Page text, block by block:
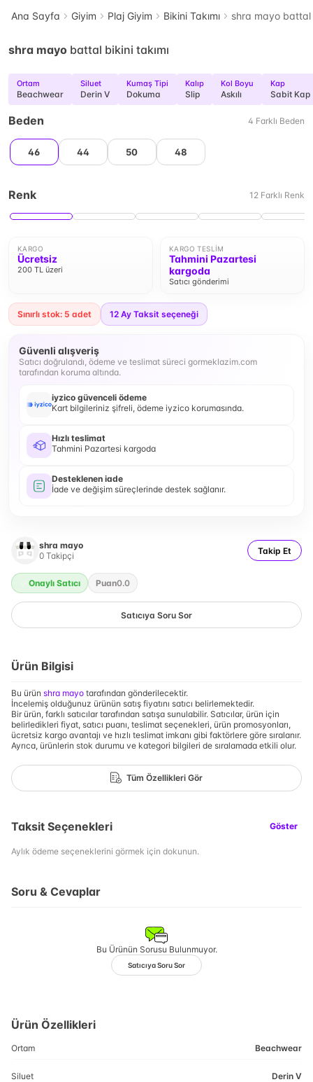
Ana Sayfa Giyim Plaj Giyim Bikini Takımı shra mayo battal
shra mayo battal bikini takımı
Ortam
Beachwear
Siluet
Derin V
Kumaş Tipi
Dokuma
Kalıp
Slip
Kol Boyu
Askılı
Kap
Sabit Kap
Beden 4 Farklı Beden
46 44 50 48
Renk 12 Farklı Renk
KARGO
Ücretsiz
200 TL üzeri
KARGO TESLIM
Tahmini Pazartesi
kargoda
Satıcı gönderimi
Sınırlı stok: 5 adet 12 Ay Taksit seçeneği
Güvenli alışveriş
Satıcı doğrulandı, ödeme ve teslimat süreci gormeklazim.com
tarafından koruma altında.
iyzico güvenceli ödeme
Kart bilgileriniz şifreli, ödeme iyzico korumasında.
Hızlı teslimat
Tahmini Pazartesi kargoda
Desteklenen iade
İade ve değişim süreçlerinde destek sağlanır.
shra mayo
0 Takipçi Takip Et
Onaylı Satıcı Puan0.0
Satıcıya Soru Sor
Ürün Bilgisi
Bu ürün shra mayo tarafından gönderilecektir.
İncelemiş olduğunuz ürünün satış fiyatını satıcı belirlemektedir.
Bir ürün, farklı satıcılar tarafından satışa sunulabilir. Satıcılar, ürün için
belirledikleri fiyat, satıcı puanı, teslimat seçenekleri, ürün promosyonları,
ücretsiz kargo avantajı ve hızlı teslimat imkanı gibi faktörlere göre sıralanır.
Ayrıca, ürünlerin stok durumu ve kategori bilgileri de sıralamada etkili olur.
Tüm Özellikleri Gör
Taksit Seçenekleri Göster
Aylık ödeme seçeneklerini görmek için dokunun.
Soru & Cevaplar
Bu Ürünün Sorusu Bulunmuyor.
Satıcıya Soru Sor
Ürün Özellikleri
Ortam Beachwear
Siluet Derin V